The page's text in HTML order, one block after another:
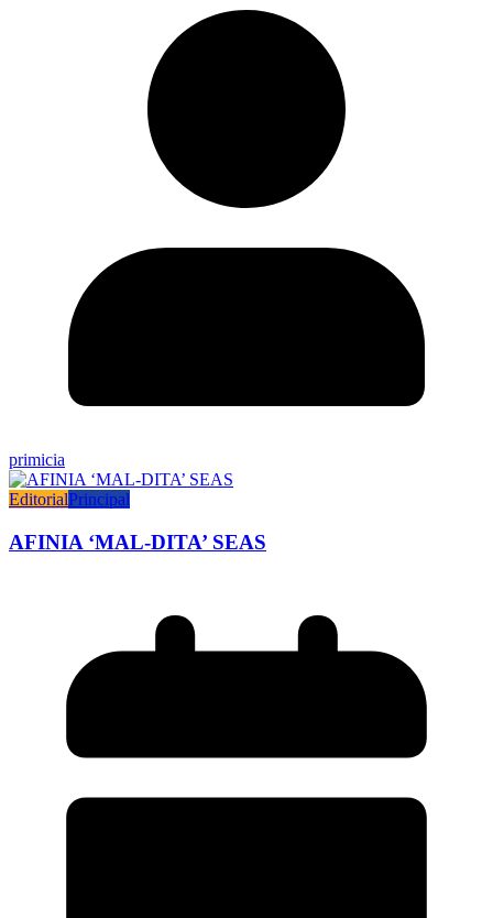
primicia
EditorialPrincipal
AFINIA ‘MAL-DITA’ SEAS